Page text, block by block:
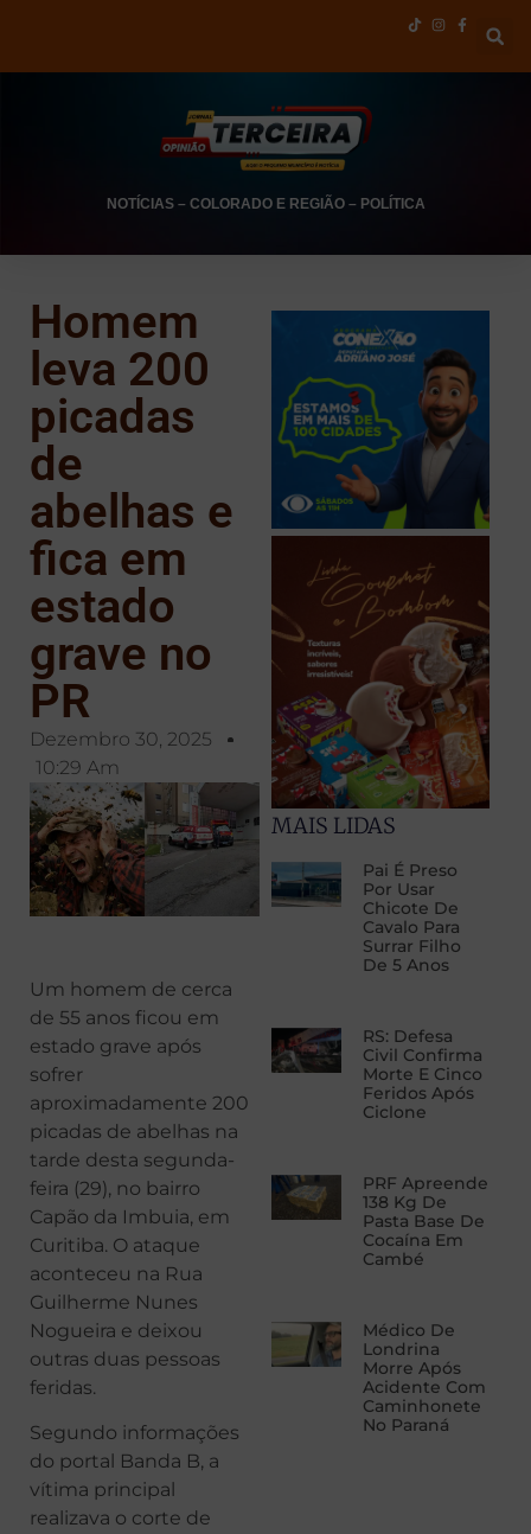
NOTÍCIAS– COLORADO E REGIÃO– POLÍTICA
Homem
leva 200
picadas
de
abelhas e
fica em
estado
grave no
PR
Dezembro 30, 2025
10:29 Am
Um homem de cerca
de 55 anos ficou em
estado grave após
sofrer
aproximadamente 200
picadas de abelhas na
tarde desta segunda-
feira (29), no bairro
Capão da Imbuia, em
Curitiba. O ataque
aconteceu na Rua
Guilherme Nunes
Nogueira e deixou
outras duas pessoas
feridas.
Segundo informações
do portal Banda B, a
vítima principal
realizava o corte de
MAIS LIDAS
Pai É Preso
Por Usar
Chicote De
Cavalo Para
Surrar Filho
De 5 Anos
RS: Defesa
Civil Confirma
Morte E Cinco
Feridos Após
Ciclone
PRF Apreende
138 Kg De
Pasta Base De
Cocaína Em
Cambé
Médico De
Londrina
Morre Após
Acidente Com
Caminhonete
No Paraná